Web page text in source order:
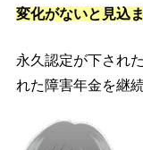
変化がないと見込
永久認定が下され
れた障害年金を継